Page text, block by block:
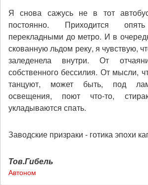
Я снова сажусь не в тот
постоянно. Приходится
перекладными до метро. И в
скованную льдом реку, я чувствую,
заледенела внутри. От
собственного бессилия. От мысли,
танцуют, может быть, под
освещения, поют что-то,
укладываются спать.
Заводские призраки - готика эпохи
Тов.Гибель
Автоном